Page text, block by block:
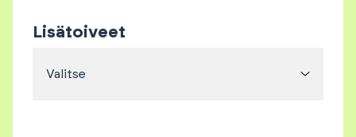
Lisätoiveet
Valitse